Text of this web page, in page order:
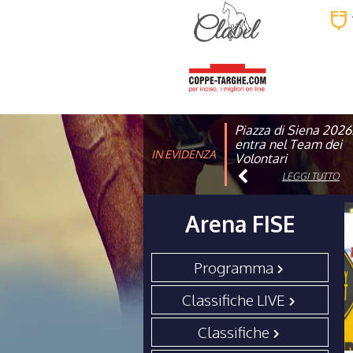
IN EVIDENZA
Piazza di Siena
entra nel Team dei
Volontari
LEGGI TUTTO
FISE: aperta la
affiliazione 2026
LEGGI TUTTO
Arena FISE
Programma
Classifiche LIVE
Classifiche